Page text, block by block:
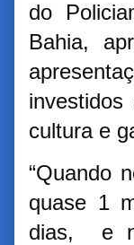
do
Bahia,
cultura e
“Quando
quase 1
dias, e